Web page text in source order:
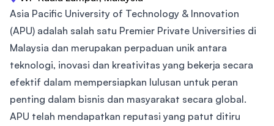
Asia Pacific University of Technology & Innovation
(APU) adalah salah satu Premier Private Universities di
Malaysia dan merupakan perpaduan unik antara
teknologi, inovasi dan kreativitas yang bekerja secara
efektif dalam mempersiapkan lulusan untuk peran
penting dalam bisnis dan masyarakat secara global.
APU telah mendapatkan reputasi yang patut ditiru